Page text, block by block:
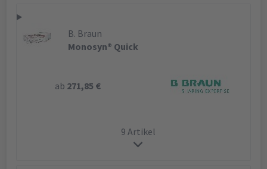
B. Braun
Monosyn® Quick
ab 271,85 €
9 Artikel